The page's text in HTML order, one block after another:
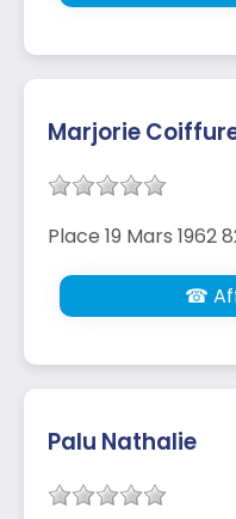
Marjorie
Place 19 Mars 1962
☎
Palu Nathalie